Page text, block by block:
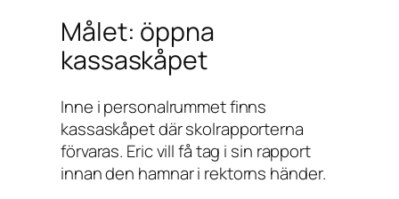
Målet: öppna
kassaskåpet
Inne i personalrummet finns
kassaskåpet där skolrapporterna
förvaras. Eric vill få tag i sin rapport
innan den hamnar i rektorns händer.